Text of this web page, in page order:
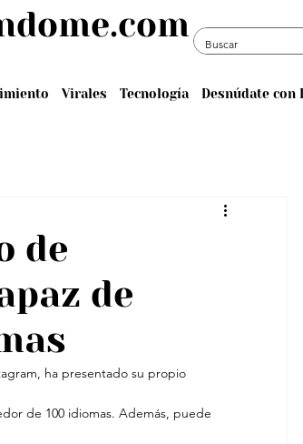
Virales Tecnología Desnúdate con
de
de
ha presentado su propio
de 100 idiomas. Además, puede